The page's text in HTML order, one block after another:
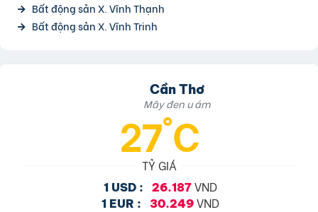
Bất động sản X. Vĩnh Thạnh
Bất động sản X. Vĩnh Trinh
Cần Thơ
Mây đen u ám
27°C
TỶ GIÁ
1 USD : 26.187 VND
1 EUR : 30.249 VND